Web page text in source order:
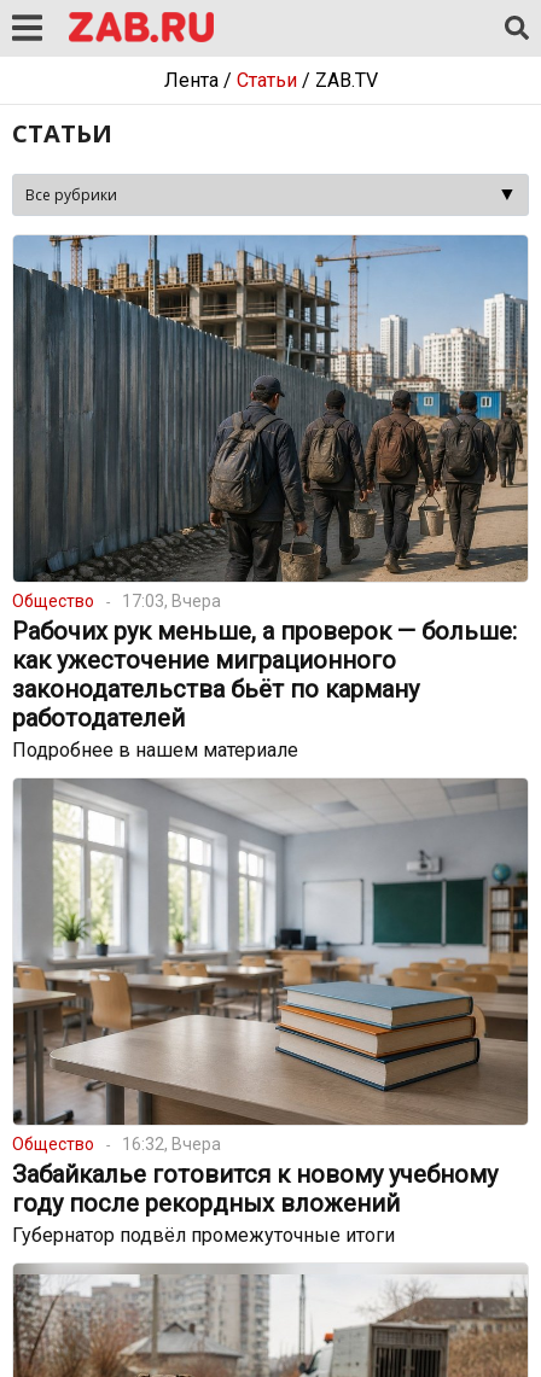
Лента/ Статьи/ ZAB.TV
СТАТЬИ
Общество 17:03, Вчера
Рабочих рук меньше, а проверок — больше:
как ужесточение миграционного
законодательства бьёт по карману
работодателей
Подробнее в нашем материале
Общество 16:32, Вчера
Забайкалье готовится к новому учебному
году после рекордных вложений
Губернатор подвёл промежуточные итоги